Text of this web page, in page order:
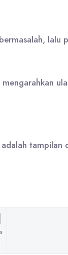
lalu